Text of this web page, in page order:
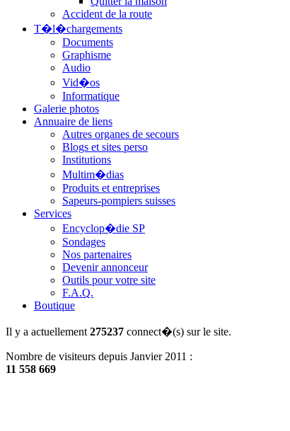
Accident de la route
T�l�chargements
Documents
Graphisme
Audio
Vid�os
Informatique
Galerie photos
Annuaire de liens
Autres organes de secours
Blogs et sites perso
Institutions
Multim�dias
Produits et entreprises
Sapeurs-pompiers suisses
Services
Encyclop�die SP
Sondages
Nos partenaires
Devenir annonceur
Outils pour votre site
F.A.Q.
Boutique
Il y a actuellement 275237 connect�(s) sur le site.
Nombre de visiteurs depuis Janvier 2011 :
11 558 669